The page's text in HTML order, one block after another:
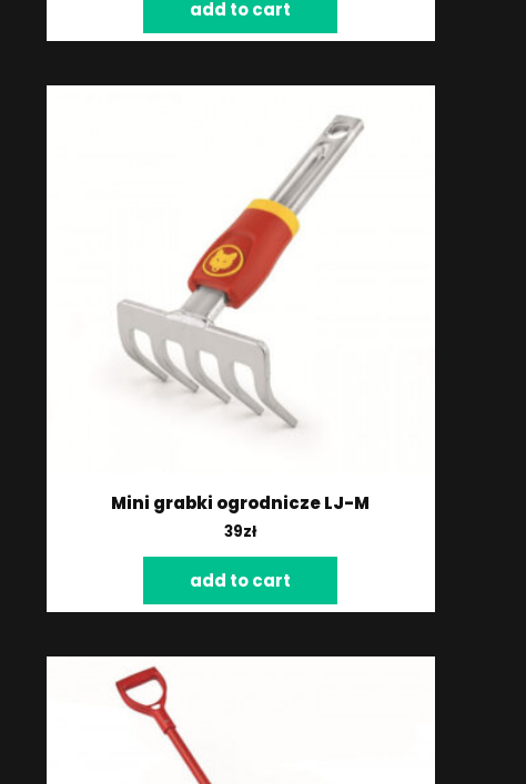
add to cart
Mini grabki ogrodnicze LJ-M
39zł
add to cart